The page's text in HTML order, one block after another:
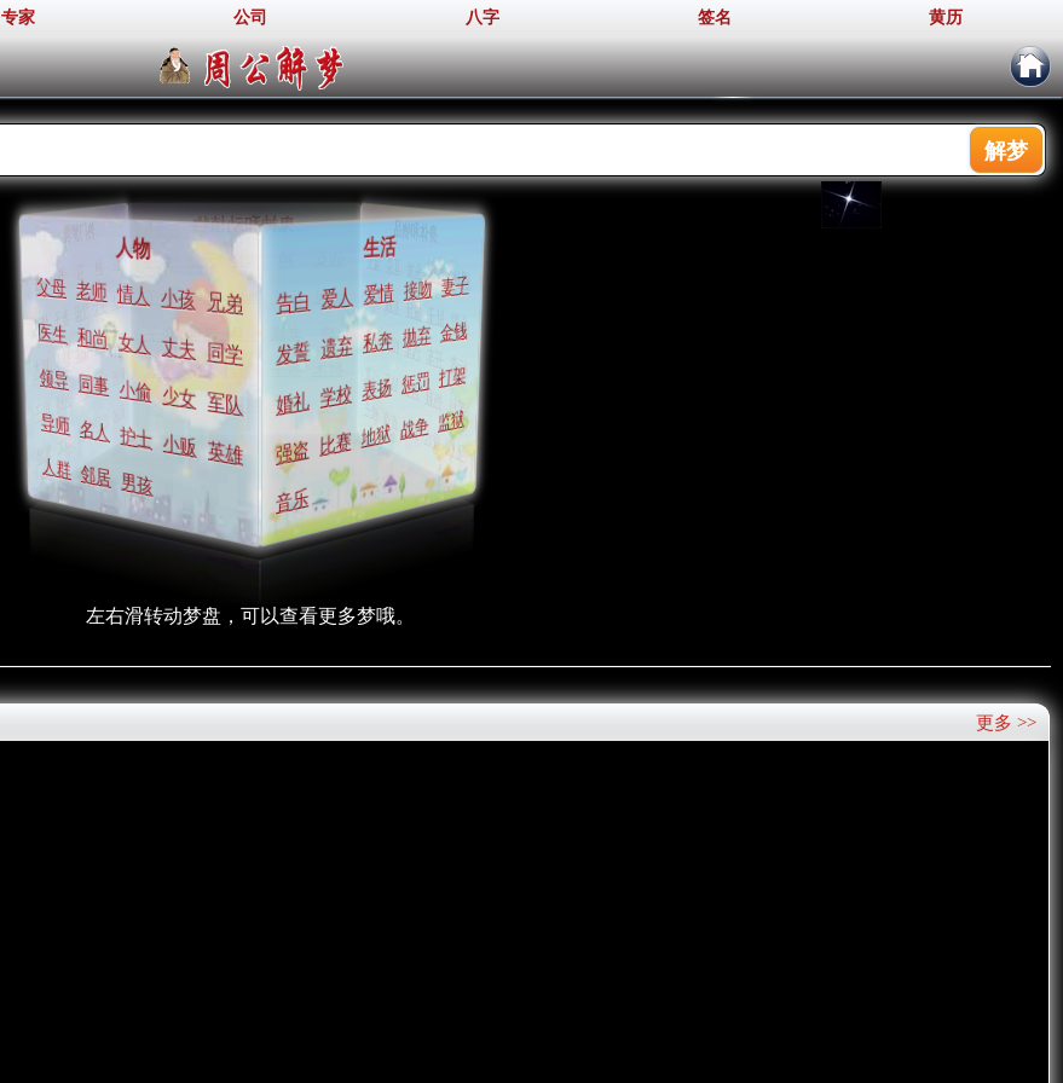
专家 公司 八字 签名 黄历
周公解梦
热门梦境
狗
火
死人
少女
妻子
情人 丈夫
朋友
打人
树木 厕所
飞机
春梦
房子 流泪
乳房
鬼怪
人物
父母 老师 情人 小孩 兄弟
医生 和尚 女人 丈夫 同学
领导 同事 小偷 少女 军队
导师 名人 护士 小贩 英雄
人群 邻居 男孩
生活
告白 爱人 爱情 接吻 妻子
发誓 遗弃 私奔 抛弃 金钱
婚礼 学校 表扬 惩罚 打架
强盗 比赛 地狱 战争 监狱
音乐
身体和物品
裸体
身体
耳朵
流泪
心脏
肚子
拔牙
衣服
钱包
行李
汽车
帽子
钥匙
手机
拖鞋
吉他
钻石
飞机
香水
剪刀
首饰
镜子
鬼神和动植物
鬼怪
天使
女神
幽灵
巫婆
地狱
狗
蚊子
老虎
兔子
树木
猴子
青蛙
天鹅
玫瑰
草
鸭子
狮子
左右滑转动梦盘，可以查看更多梦哦。
更多 >>